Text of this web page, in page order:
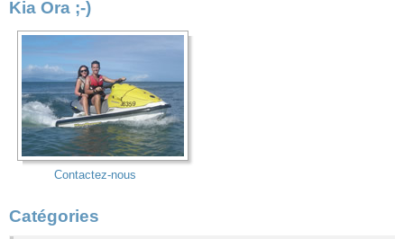
Kia Ora ;-)
Contactez-nous
Catégories